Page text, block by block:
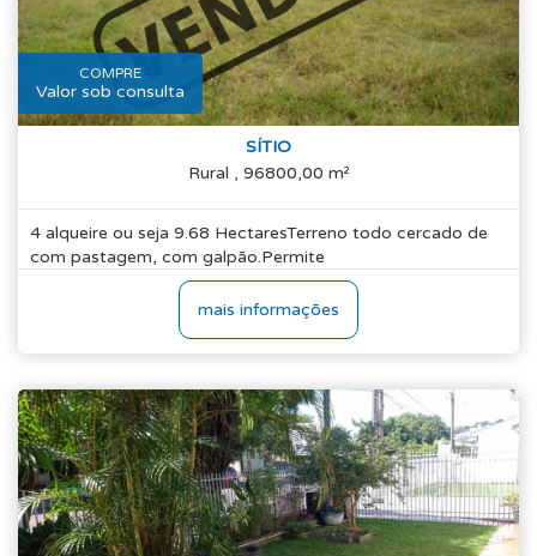
COMPRE
Valor sob consulta
SÍTIO
Rural , 96800,00 m²
4 alqueire ou seja 9.68 HectaresTerreno todo cercado de
com pastagem, com galpão.Permite
mais informações